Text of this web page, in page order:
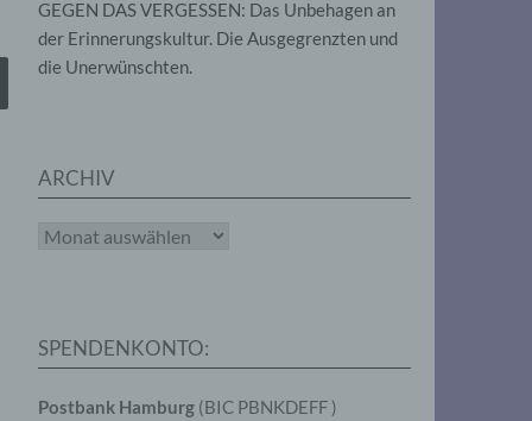
GEGEN DAS VERGESSEN: Das Unbehagen an
der Erinnerungskultur. Die Ausgegrenzten und
die Unerwünschten.
ARCHIV
Archiv
SPENDENKONTO:
Postbank Hamburg (BIC PBNKDEFF )